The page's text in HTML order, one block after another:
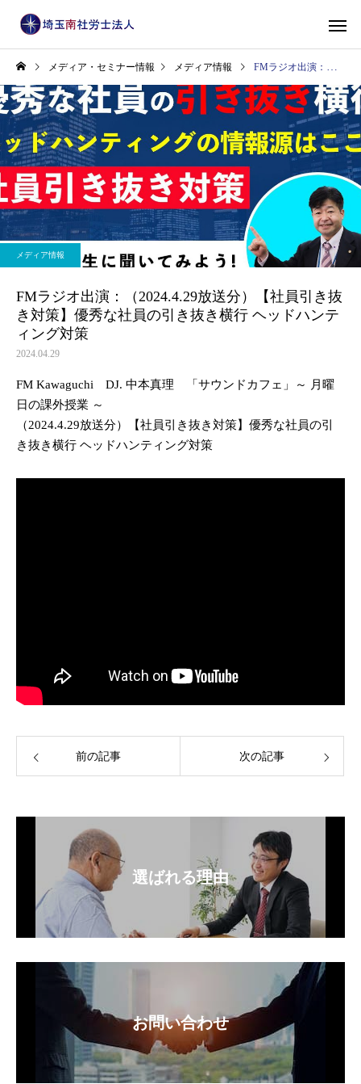
メディア・セミナー情報 メディア情報 FMラジオ出演：（2024.4.29放送分）【社員引き抜き対策】優秀な社員の引き抜き横行 ヘッドハンティング対策
メディア情報
FMラジオ出演：（2024.4.29放送分）【社員引き抜
き対策】優秀な社員の引き抜き横行 ヘッドハンテ
ィング対策
2024.04.29
FM Kawaguchi DJ. 中本真理 「サウンドカフェ」～ 月曜
日の課外授業 ～
（2024.4.29放送分）【社員引き抜き対策】優秀な社員の引
き抜き横行 ヘッドハンティング対策
前の記事 次の記事
選ばれる理由
お問い合わせ